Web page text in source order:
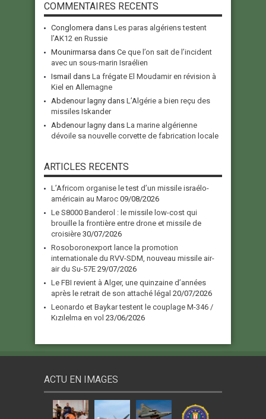
COMMENTAIRES RECENTS
Conglomera dans Les paras algériens testent
l’AK12 en Russie
Mounirmarsa dans Ce que l’on sait de l’incident
avec un sous-marin Israélien
Ismail dans La frégate El Moudamir en révision à
Kiel en Allemagne
Abdenour lagny dans L’Algérie a bien reçu des
missiles Iskander
Abdenour lagny dans La marine algérienne
dévoile sa nouvelle corvette de fabrication locale
ARTICLES RECENTS
L’Africom organise le test d’un missile israélo-
américain au Maroc 09/08/2026
Le S8000 Banderol : le missile low-cost qui
brouille la frontière entre drone et missile de
croisière 30/07/2026
Rosoboronexport lance la promotion
internationale du RVV-SDM, nouveau missile air-
air du Su-57E 29/07/2026
Le FBI revient à Alger, une quinzaine d’années
après le retrait de son attaché légal 20/07/2026
Leonardo et Baykar testent le couplage M-346 /
Kızılelma en vol 23/06/2026
ACTU EN IMAGES